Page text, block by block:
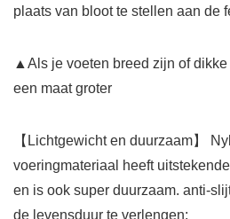
plaats van bloot te stellen aan de
▲Als je voeten breed zijn of
een maat groter
【Lichtgewicht en duurzaam】
voeringmateriaal heeft
en is ook super duurzaam. anti-
de levensduur te verlengen;